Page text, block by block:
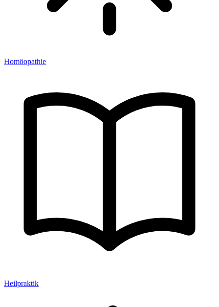
Homöopathie
Heilpraktik